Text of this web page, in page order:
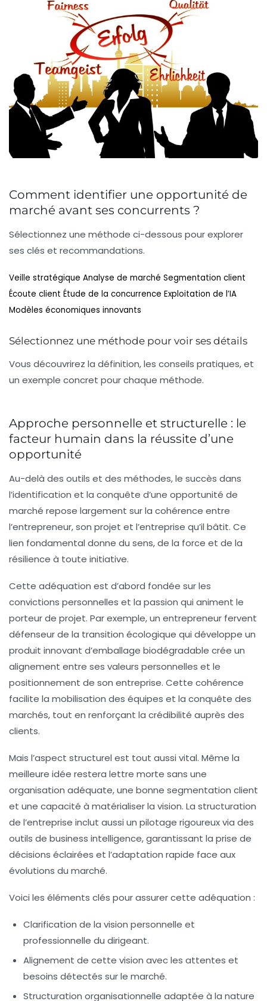
Comment identifier une opportunité de
marché avant ses concurrents ?
Sélectionnez une méthode ci-dessous pour explorer
ses clés et recommandations.
Veille stratégique Analyse de marché Segmentation client
Écoute client Étude de la concurrence Exploitation de l’IA
Modèles économiques innovants
Sélectionnez une méthode pour voir ses détails
Vous découvrirez la définition, les conseils pratiques, et
un exemple concret pour chaque méthode.
Approche personnelle et structurelle : le
facteur humain dans la réussite d’une
opportunité
Au-delà des outils et des méthodes, le succès dans
l’identification et la conquête d’une opportunité de
marché repose largement sur la cohérence entre
l’entrepreneur, son projet et l’entreprise qu’il bâtit. Ce
lien fondamental donne du sens, de la force et de la
résilience à toute initiative.
Cette adéquation est d’abord fondée sur les
convictions personnelles et la passion qui animent le
porteur de projet. Par exemple, un entrepreneur fervent
défenseur de la transition écologique qui développe un
produit innovant d’emballage biodégradable crée un
alignement entre ses valeurs personnelles et le
positionnement de son entreprise. Cette cohérence
facilite la mobilisation des équipes et la conquête des
marchés, tout en renforçant la crédibilité auprès des
clients.
Mais l’aspect structurel est tout aussi vital. Même la
meilleure idée restera lettre morte sans une
organisation adéquate, une bonne segmentation client
et une capacité à matérialiser la vision. La structuration
de l’entreprise inclut aussi un pilotage rigoureux via des
outils de business intelligence, garantissant la prise de
décisions éclairées et l’adaptation rapide face aux
évolutions du marché.
Voici les éléments clés pour assurer cette adéquation :
Clarification de la vision personnelle et
professionnelle du dirigeant.
Alignement de cette vision avec les attentes et
besoins détectés sur le marché.
Structuration organisationnelle adaptée à la nature